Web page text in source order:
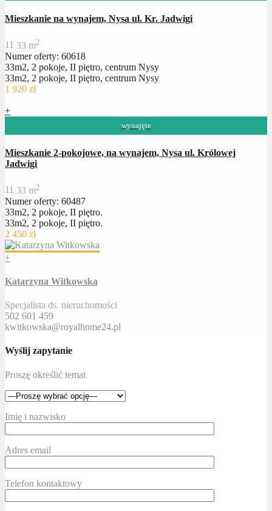
Mieszkanie na wynajem, Nysa ul. Kr. Jadwigi
11 33 m2
Numer oferty: 60618
33m2, 2 pokoje, II piętro, centrum Nysy
33m2, 2 pokoje, II piętro, centrum Nysy
1 920 zł
+
wynajęte
Mieszkanie 2-pokojowe, na wynajem, Nysa ul. Królowej
Jadwigi
11 33 m2
Numer oferty: 60487
33m2, 2 pokoje, II piętro.
33m2, 2 pokoje, II piętro.
2 450 zł
+
Katarzyna Witkowska
Specjalista ds. nieruchomości
502 601 459
kwitkowska@royalhome24.pl
Wyślij zapytanie
Proszę określić temat
Imię i nazwisko
Adres email
Telefon kontaktowy